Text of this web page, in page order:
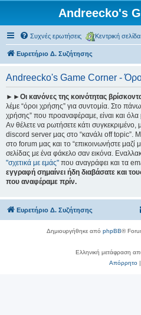
Andreecko's
Συχνές ερωτήσεις Κεντρική σελίδα
Ευρετήριο Δ. Συζήτησης
Andreecko's Game Corner -
►►Οι κανόνες της κοινότητας
λέμε “όροι χρήσης” για συντομία. Στο
χρήσης” που προαναφέραμε, είναι και
Αν θέλετε να ρωτήσετε κάτι
discord server μας στο “κανάλι off topic”.
στο forum μας και το “επικοινωνήστε μαζί
σελίδας με ένα φάκελο σαν εικόνα.
"σχετικά με εμάς" που αναγράφει και τα
εγγραφή σημαίνει ήδη διαβάσατε και
που αναφέραμε πρίν.
Ευρετήριο Δ. Συζήτησης
Δημιουργήθηκε από phpBB®
Ελληνική μετάφραση
Απόρρητο